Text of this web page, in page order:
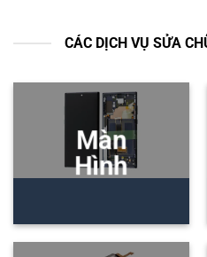
CÁC DỊCH VỤ SỬA
Màn
Hình